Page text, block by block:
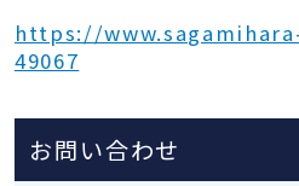
https://
49067
お問い合わせ